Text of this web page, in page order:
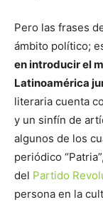
Pero las frases
ámbito político;
en introducir el
Latinoamérica
literaria cuenta
y un sinfín de
algunos de los
periódico
del Partido
persona en la